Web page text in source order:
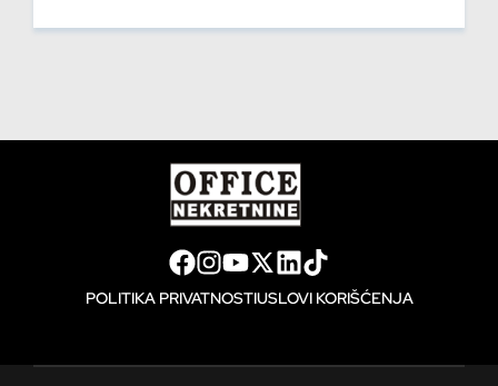
POLITIKA PRIVATNOSTIUSLOVI KORIŠĆENJA